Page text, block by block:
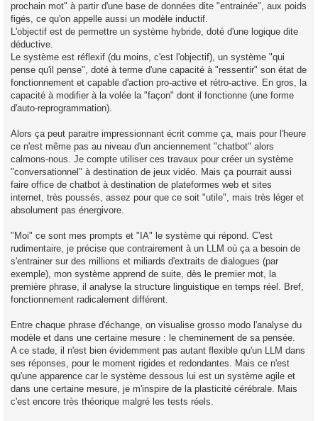
prochain mot" à partir d'une base de données dite "entrainée", aux poids
figés, ce qu'on appelle aussi un modèle inductif.
L'objectif est de permettre un système hybride, doté d'une logique dite
déductive.
Le système est réflexif (du moins, c'est l'objectif), un système "qui
pense qu'il pense", doté à terme d'une capacité à "ressentir" son état de
fonctionnement et capable d'action pro-active et rétro-active. En gros, la
capacité à modifier à la volée la "façon" dont il fonctionne (une forme
d'auto-reprogrammation).
Alors ça peut paraitre impressionnant écrit comme ça, mais pour l'heure
ce n'est même pas au niveau d'un anciennement "chatbot" alors
calmons-nous. Je compte utiliser ces travaux pour créer un système
"conversationnel" à destination de jeux vidéo. Mais ça pourrait aussi
faire office de chatbot à destination de plateformes web et sites
internet, très poussés, assez pour que ce soit "utile", mais très léger et
absolument pas énergivore.
"Moi" ce sont mes prompts et "IA" le système qui répond. C'est
rudimentaire, je précise que contrairement à un LLM où ça a besoin de
s'entrainer sur des millions et miliards d'extraits de dialogues (par
exemple), mon système apprend de suite, dès le premier mot, la
première phrase, il analyse la structure linguistique en temps réel. Bref,
fonctionnement radicalement différent.
Entre chaque phrase d'échange, on visualise grosso modo l'analyse du
modèle et dans une certaine mesure : le cheminement de sa pensée.
A ce stade, il n'est bien évidemment pas autant flexible qu'un LLM dans
ses réponses, pour le moment rigides et redondantes. Mais ce n'est
qu'une apparence car le système dessous lui est un système agile et
dans une certaine mesure, je m'inspire de la plasticité cérébrale. Mais
c'est encore très théorique malgré les tests réels.